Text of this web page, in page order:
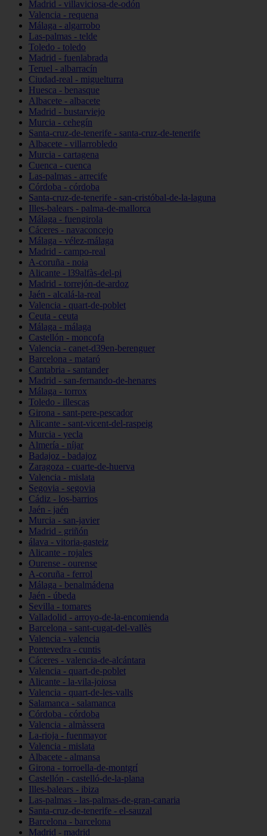
Madrid - villaviciosa-de-odón
Valencia - requena
Málaga - algarrobo
Las-palmas - telde
Toledo - toledo
Madrid - fuenlabrada
Teruel - albarracín
Ciudad-real - miguelturra
Huesca - benasque
Albacete - albacete
Madrid - bustarviejo
Murcia - cehegín
Santa-cruz-de-tenerife - santa-cruz-de-tenerife
Albacete - villarrobledo
Murcia - cartagena
Cuenca - cuenca
Las-palmas - arrecife
Córdoba - córdoba
Santa-cruz-de-tenerife - san-cristóbal-de-la-laguna
Illes-balears - palma-de-mallorca
Málaga - fuengirola
Cáceres - navaconcejo
Málaga - vélez-málaga
Madrid - campo-real
A-coruña - noia
Alicante - l39alfàs-del-pi
Madrid - torrejón-de-ardoz
Jaén - alcalá-la-real
Valencia - quart-de-poblet
Ceuta - ceuta
Málaga - málaga
Castellón - moncofa
Valencia - canet-d39en-berenguer
Barcelona - mataró
Cantabria - santander
Madrid - san-fernando-de-henares
Málaga - torrox
Toledo - illescas
Girona - sant-pere-pescador
Alicante - sant-vicent-del-raspeig
Murcia - yecla
Almería - níjar
Badajoz - badajoz
Zaragoza - cuarte-de-huerva
Valencia - mislata
Segovia - segovia
Cádiz - los-barrios
Jaén - jaén
Murcia - san-javier
Madrid - griñón
álava - vitoria-gasteiz
Alicante - rojales
Ourense - ourense
A-coruña - ferrol
Málaga - benalmádena
Jaén - úbeda
Sevilla - tomares
Valladolid - arroyo-de-la-encomienda
Barcelona - sant-cugat-del-vallès
Valencia - valencia
Pontevedra - cuntis
Cáceres - valencia-de-alcántara
Valencia - quart-de-poblet
Alicante - la-vila-joiosa
Valencia - quart-de-les-valls
Salamanca - salamanca
Córdoba - córdoba
Valencia - almàssera
La-rioja - fuenmayor
Valencia - mislata
Albacete - almansa
Girona - torroella-de-montgrí
Castellón - castelló-de-la-plana
Illes-balears - ibiza
Las-palmas - las-palmas-de-gran-canaria
Santa-cruz-de-tenerife - el-sauzal
Barcelona - barcelona
Madrid - madrid